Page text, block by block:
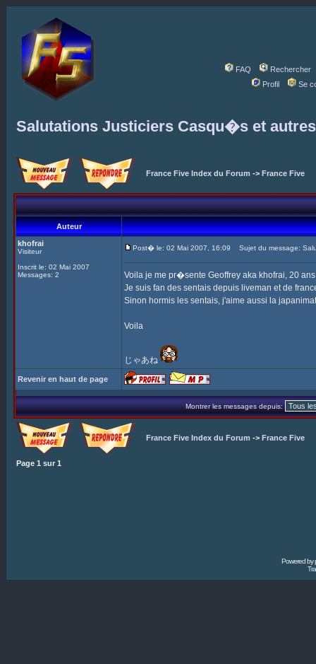
FAQ
Rechercher
Profil
Se
Salutations Justiciers Casqu�s et
France Five Index du Forum -> France Five
Auteur
khofrai
Visiteur
Inscrit le: 02 Mai 2007
Messages: 2
Post� le: 02 Mai 2007, 16:09 Sujet du message:
Voila je me pr�sente Geoffrey aka khofrai, 20
Je suis fan des sentais depuis liveman et de
Sinon hormis les sentais, j'aime aussi la
Voila
じゃあね
Revenir en haut de page
Montrer les messages depuis:
France Five Index du Forum -> France Five
Page 1 sur 1
Powered by